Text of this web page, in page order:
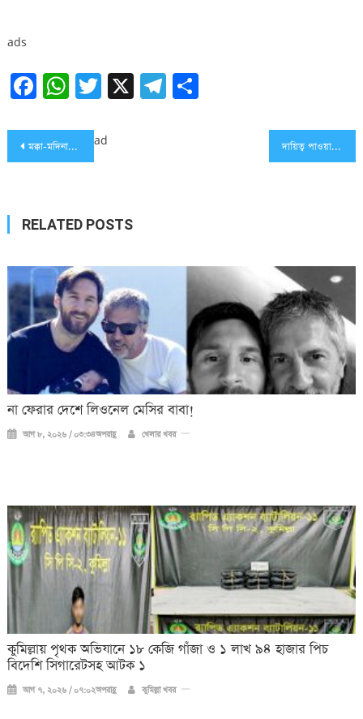
ads
Facebook
WhatsApp
Twitter
X Telegram
Share
Post
মক্কা-মদিনায় আজ জুমার নামাজ পড়াবেন ড. বালিলাহ ও আল-কাসিম দায়িত্ব পাওয়ার পর প্রথম বিদেশ সফরে ভারত যাচ্ছেন মিয়ানমারের প্রেসিডেন্ট
ad
RELATED POSTS
না ফেরার দেশে লিওনেল মেসির বাবা!
আগ ৮, ২০২৬ / ০৩:৩৪অপরাহ্ণ খেলার খবর
কুমিল্লায় পৃথক অভিযানে ১৮ কেজি গাঁজা ও ১ লাখ ৯৪ হাজার পিচ
বিদেশি সিগারেটসহ আটক ১
আগ ৭, ২০২৬ / ০৭:০২অপরাহ্ণ কুমিল্লা খবর